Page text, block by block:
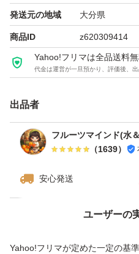
ただし、湿気の影響により
ございます。上記内容をご
お願いいたします。
●大分市よりヤマト運輸にて
間内に発送します。
願い致します。
●現在、人手不足により、
同梱対応は行っておりませ
発送元の地域 大分県
商品ID z620309414
Yahoo!フリマは全品送料
代金は運営が一旦預かり、評価後、
出品者
フルーツマインド(水
（1639）
安心発送
ユーザーの
Yahoo!フリマが定めた一定の基
価格の相談